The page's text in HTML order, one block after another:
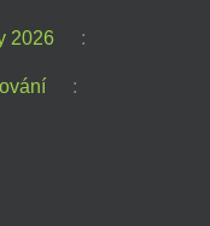
2026 :
: